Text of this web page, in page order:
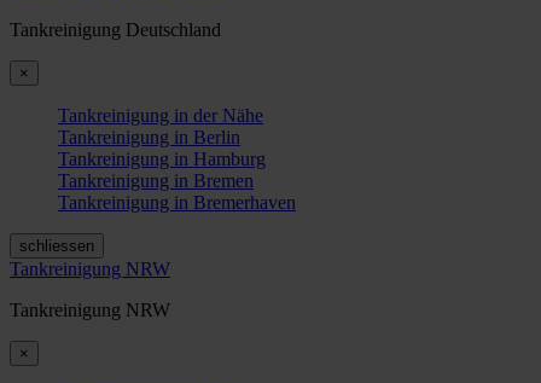
Tankreinigung Deutschland
×
Tankreinigung in der Nähe
Tankreinigung in Berlin
Tankreinigung in Hamburg
Tankreinigung in Bremen
Tankreinigung in Bremerhaven
schliessen
Tankreinigung NRW
Tankreinigung NRW
×